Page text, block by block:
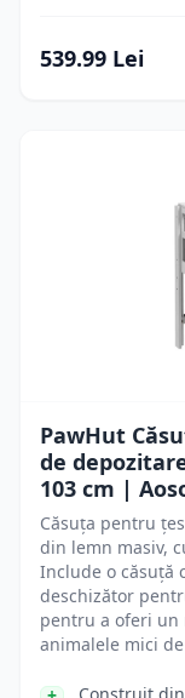
539.99 Lei
PawHut
de
103 cm |
Căsuța pentru
din lemn masiv,
Include o căsuță
deschizător
pentru a oferi
animalele mici